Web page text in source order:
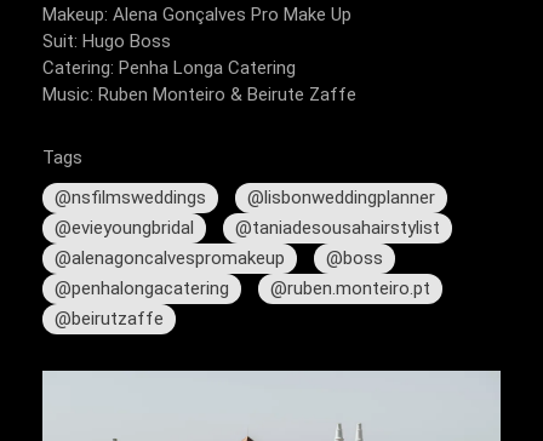
Makeup: Alena Gonçalves Pro Make Up
Suit: Hugo Boss
Catering: Penha Longa Catering
Music: Ruben Monteiro & Beirute Zaffe
Tags
@nsfilmsweddings
@lisbonweddingplanner
@evieyoungbridal
@taniadesousahairstylist
@alenagoncalvespromakeup
@boss
@penhalongacatering
@ruben.monteiro.pt
@beirutzaffe